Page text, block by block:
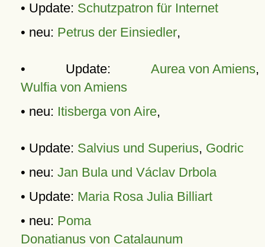
• Update: Schutzpatron für Internet
• neu: Petrus der Einsiedler,
• Update: Aurea von Amiens,
Wulfia von Amiens
• neu: Itisberga von Aire,
• Update: Salvius und Superius, Godric
• neu: Jan Bula und Václav Drbola
• Update: Maria Rosa Julia Billiart
• neu: Poma
Donatianus von Catalaunum